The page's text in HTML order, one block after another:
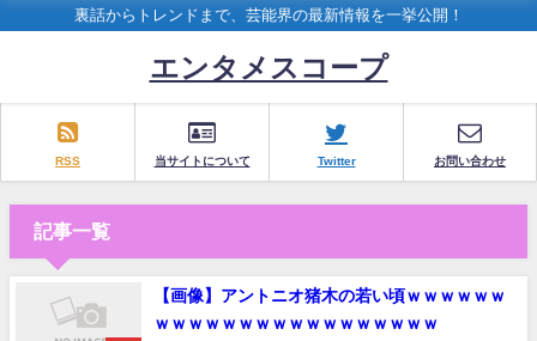
裏話からトレンドまで、芸能界の最新情報を一挙公開！
エンタメスコープ
RSS 当サイトについて Twitter お問い合わせ
記事一覧
【画像】アントニオ猪木の若い頃ｗｗｗｗｗｗ
ｗｗｗｗｗｗｗｗｗｗｗｗｗｗｗｗｗ